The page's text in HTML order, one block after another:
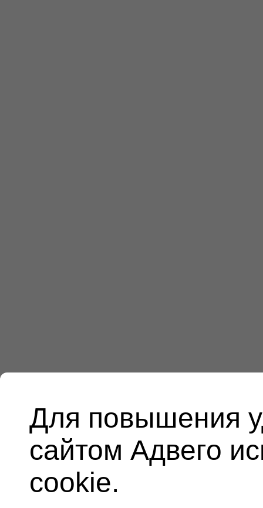
Для повышения
сайтом Адвего
cookie.